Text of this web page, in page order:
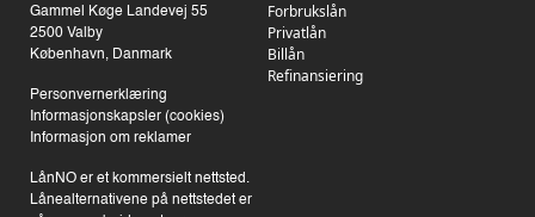
Gammel Køge Landevej 55
2500 Valby
København, Danmark
Personvernerklæring
Informasjonskapsler (cookies)
Informasjon om reklamer
LånNO er et kommersielt nettsted.
Lånealternativene på nettstedet er
Forbrukslån
Privatlån
Billån
Refinansiering